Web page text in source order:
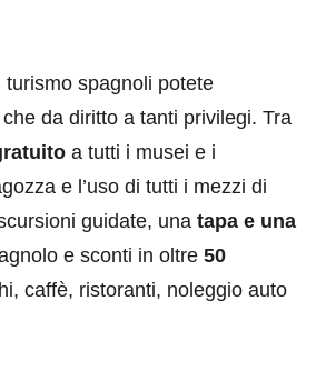
spagnoli potete
da diritto a tanti privilegi. Tra
a tutti i musei e i
e l’uso di tutti i mezzi di
guidate, una tapa e una
e sconti in oltre 50
caffè, ristoranti, noleggio auto